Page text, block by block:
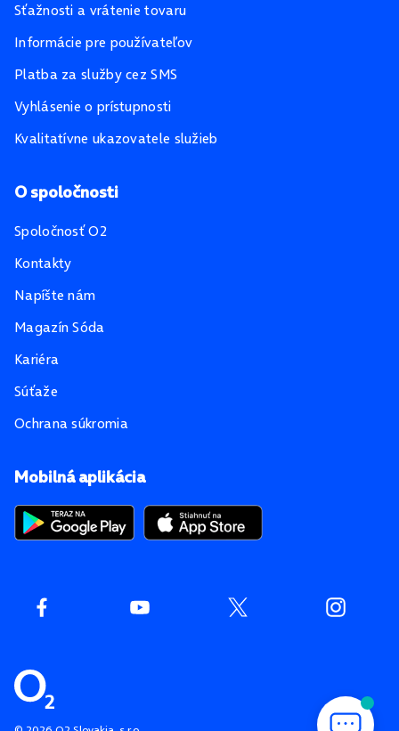
Mobilná aplikácia
Sťažnosti a vrátenie tovaru
Informácie pre používateľov
Platba za služby cez SMS
Vyhlásenie o prístupnosti
Kvalitatívne ukazovatele služieb
O spoločnosti
Spoločnosť O2
Kontakty
Napíšte nám
Magazín Sóda
Kariéra
Súťaže
Ochrana súkromia